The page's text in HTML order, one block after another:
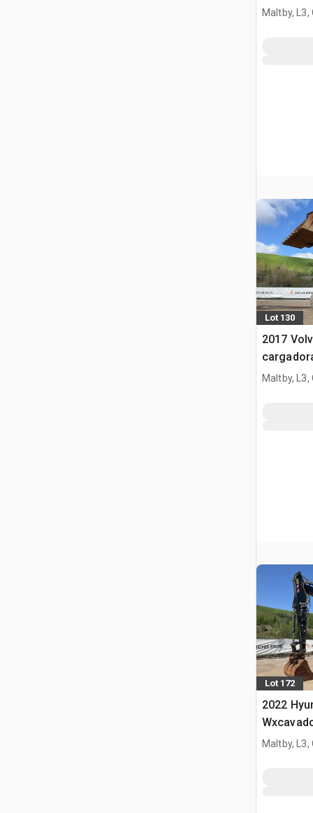
Maltby, L3,
Lot 130
2017
Maltby, L3,
Lot 172
2022
Maltby, L3,